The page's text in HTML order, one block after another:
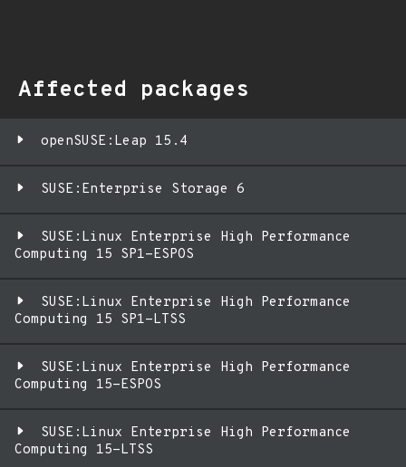
Affected packages
openSUSE:Leap 15.4
SUSE:Enterprise Storage 6
SUSE:Linux Enterprise High Performance
Computing 15 SP1-ESPOS
SUSE:Linux Enterprise High Performance
Computing 15 SP1-LTSS
SUSE:Linux Enterprise High Performance
Computing 15-ESPOS
SUSE:Linux Enterprise High Performance
Computing 15-LTSS